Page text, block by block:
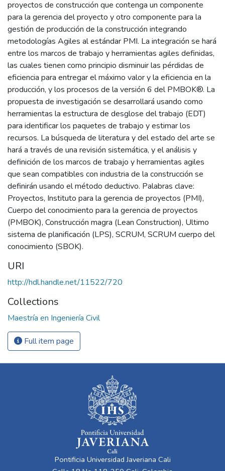
proyectos de construcción que contenga un componente
para la gerencia del proyecto y otro componente para la
gestión de producción de la construcción integrando
metodologías Agiles al estándar PMI. La integración se hará
entre los marcos de trabajo y herramientas agiles definidas,
las cuales tienen como principio disminuir las pérdidas de
eficiencia para entregar el máximo valor y la eficiencia en la
producción, y los procesos de la versión 6 del PMBOK®. La
propuesta de investigación se desarrollará usando como
herramientas la estructura de desglose del trabajo (EDT)
para identificar los paquetes de trabajo y estimar los
recursos. La búsqueda de literatura y del estado del arte se
hará a través de una revisión sistemática, y el análisis y
definición de los marcos de trabajo y herramientas agiles
que sean compatibles con industria de la construcción se
definirán usando el método deductivo. Palabras clave:
Proyectos, Instituto para la gerencia de proyectos (PMI),
Cuerpo del conocimiento para la gerencia de proyectos
(PMBOK), Construcción magra (Lean Construction), Ultimo
sistema de planificación (LPS), SCRUM, SCRUM cuerpo del
conocimiento (SBOK).
URI
http://hdl.handle.net/11522/720
Collections
Maestría en Ingeniería Civil
Full item page
Pontificia Universidad Javeriana Cali